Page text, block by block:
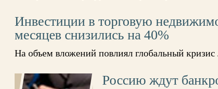
Инвестиции в торговую
месяцев снизились на 40%
На объем вложений повлиял глобальный
Россию ждут